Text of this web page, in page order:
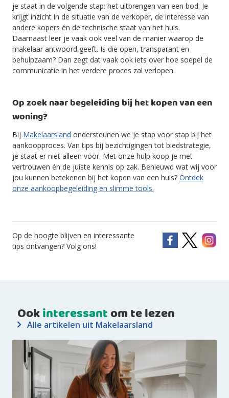
je staat in de volgende stap: het uitbrengen van een bod. Je
krijgt inzicht in de situatie van de verkoper, de interesse van
andere kopers én de technische staat van het huis.
Daarnaast leer je vaak ook veel van de manier waarop de
makelaar antwoord geeft. Is die open, transparant en
behulpzaam? Dan zegt dat vaak ook iets over hoe soepel de
communicatie in het verdere proces zal verlopen.
Op zoek naar begeleiding bij het kopen van een
woning?
Bij Makelaarsland ondersteunen we je stap voor stap bij het
aankoopproces. Van tips bij bezichtigingen tot biedstrategie,
je staat er niet alleen voor. Met onze hulp koop je met
vertrouwen én de juiste kennis op zak. Benieuwd wat wij voor
jou kunnen betekenen bij het kopen van een huis? Ontdek
onze aankoopbegeleiding en slimme tools.
Op de hoogte blijven en interessante
tips ontvangen? Volg ons!
Ookinteressantom te lezen
Alle artikelen uit Makelaarsland